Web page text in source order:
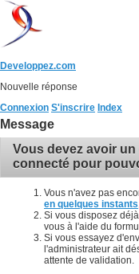
Developpez.com
Nouvelle réponse
Connexion S'inscrire Index
Message
Vous devez avoir
connecté pour
Vous n'avez pas
en quelques instants
Si vous disposez
vous à l'aide du
Si vous essayez
l'administrateur ait
attente de validation.